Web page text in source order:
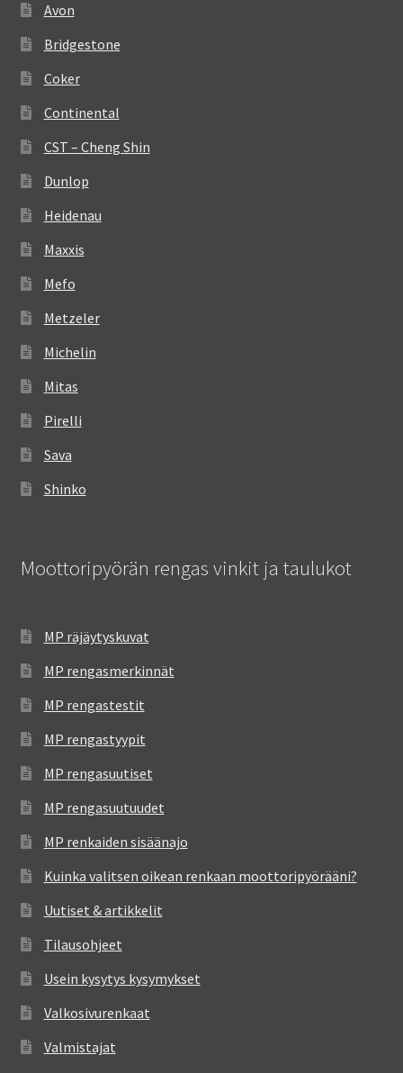
Avon
Bridgestone
Coker
Continental
CST – Cheng Shin
Dunlop
Heidenau
Maxxis
Mefo
Metzeler
Michelin
Mitas
Pirelli
Sava
Shinko
Moottoripyörän rengas vinkit ja taulukot
MP räjäytyskuvat
MP rengasmerkinnät
MP rengastestit
MP rengastyypit
MP rengasuutiset
MP rengasuutuudet
MP renkaiden sisäänajo
Kuinka valitsen oikean renkaan moottoripyörääni?
Uutiset & artikkelit
Tilausohjeet
Usein kysytys kysymykset
Valkosivurenkaat
Valmistajat